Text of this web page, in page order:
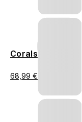
Corals
68,99 €